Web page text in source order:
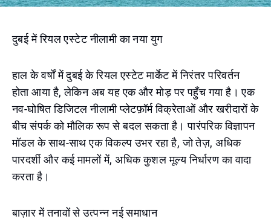
दुबई में रियल एस्टेट नीलामी का नया युग
हाल के वर्षों में दुबई के रियल एस्टेट मार्केट में निरंतर परिवर्तन
होता आया है, लेकिन अब यह एक और मोड़ पर पहुँच गया है। एक
नव-घोषित डिजिटल नीलामी प्लेटफ़ॉर्म विक्रेताओं और खरीदारों के
बीच संपर्क को मौलिक रूप से बदल सकता है। पारंपरिक विज्ञापन
मॉडल के साथ-साथ एक विकल्प उभर रहा है, जो तेज़, अधिक
पारदर्शी और कई मामलों में, अधिक कुशल मूल्य निर्धारण का वादा
करता है।
बाज़ार में तनावों से उत्पन्न नई समाधान